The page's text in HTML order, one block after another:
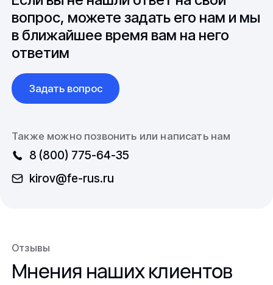
международной логистикой.
вопрос, можете задать его нам и мы
в ближайшее время вам на него
ответим
Задать вопрос
Также можно позвонить или написать нам
8 (800) 775-64-35
kirov@fe-rus.ru
Отзывы
Мнения наших клиентов